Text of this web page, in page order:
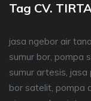
Tag CV.
jasa ngebor air
sumur bor, pompa
sumur artesis, jasa
bor satelit, pompa